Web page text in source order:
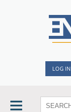
LOG IN